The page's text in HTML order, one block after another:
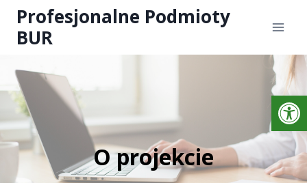
Profesjonalne Podmioty
BUR
O projekcie